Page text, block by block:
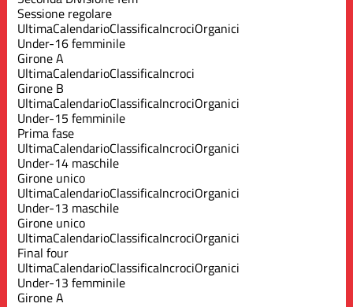
Sessione regolare
UltimaCalendarioClassificaIncrociOrganici
Under-16 femminile
Girone A
UltimaCalendarioClassificaIncroci
Girone B
UltimaCalendarioClassificaIncrociOrganici
Under-15 femminile
Prima fase
UltimaCalendarioClassificaIncrociOrganici
Under-14 maschile
Girone unico
UltimaCalendarioClassificaIncrociOrganici
Under-13 maschile
Girone unico
UltimaCalendarioClassificaIncrociOrganici
Final four
UltimaCalendarioClassificaIncrociOrganici
Under-13 femminile
Girone A